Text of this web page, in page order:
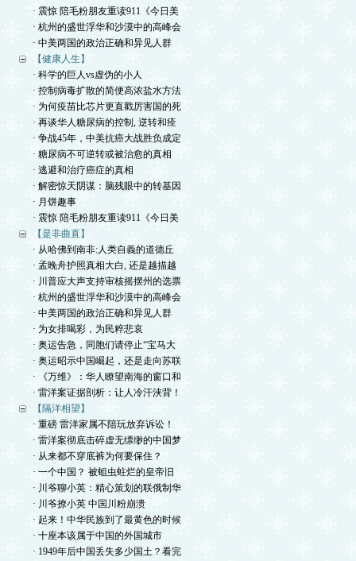
· 震惊 陪毛粉朋友重读911《今日美
· 杭州的盛世浮华和沙漠中的高峰会
· 中美两国的政治正确和异见人群
【健康人生】
· 科学的巨人vs虚伪的小人
· 控制病毒扩散的简便高浓盐水方法
· 为何疫苗比芯片更直戳厉害国的死
· 再谈华人糖尿病的控制, 逆转和痊
· 争战45年，中美抗癌大战胜负成定
· 糖尿病不可逆转或被治愈的真相
· 逃避和治疗癌症的真相
· 解密惊天阴谋：脑残眼中的转基因
· 月饼趣事
· 震惊 陪毛粉朋友重读911《今日美
【是非曲直】
· 从哈佛到南非:人类自義的道德丘
· 孟晚舟护照真相大白, 还是越描越
· 川普应大声支持审核摇摆州的选票
· 杭州的盛世浮华和沙漠中的高峰会
· 中美两国的政治正确和异见人群
· 为女排喝彩，为民粹悲哀
· 奥运告急，同胞们请停止“宝马大
· 奥运昭示中国崛起，还是走向苏联
· 《万维》：华人瞭望南海的窗口和
· 雷洋案证据剖析：让人冷汗浃背！
【隔洋相望】
· 重磅 雷洋家属不陪玩放弃诉讼！
· 雷洋案彻底击碎虚无缥缈的中国梦
· 从来都不穿底裤为何要保住？
· 一个中国？ 被蛆虫蛀烂的皇帝旧
· 川爷聊小英：精心策划的联俄制华
· 川爷撩小英 中国川粉崩溃
· 起来！中华民族到了最黄色的时候
· 十座本该属于中国的外国城市
· 1949年后中国丢失多少国土？看完